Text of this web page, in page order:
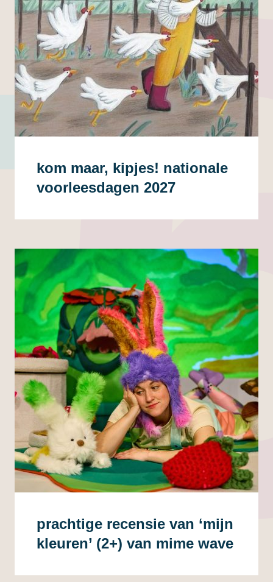
kom maar, kipjes! nationale
voorleesdagen 2027
prachtige recensie van ‘mijn
kleuren’ (2+) van mime wave